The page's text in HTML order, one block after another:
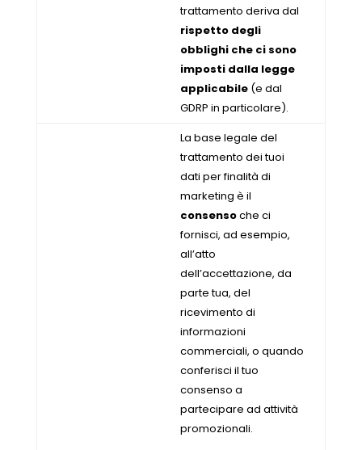
trattamento deriva dal
rispetto degli
obblighi che ci sono
imposti dalla legge
applicabile (e dal
GDRP in particolare).
La base legale del
trattamento dei tuoi
dati per finalità di
marketing è il
consensoche ci
fornisci, ad esempio,
all’atto
dell’accettazione, da
parte tua, del
ricevimento di
informazioni
commerciali, o quando
conferisci il tuo
consenso a
partecipare ad attività
promozionali.